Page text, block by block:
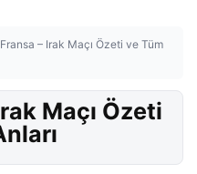
– Irak Maçı Özeti ve Tüm
Maçı Özeti